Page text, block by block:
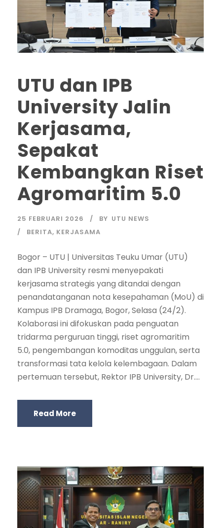
UTU dan IPB
University Jalin
Kerjasama,
Sepakat
Kembangkan Riset
Agromaritim 5.0
25 FEBRUARI 2026 BY UTU NEWS
BERITA, KERJASAMA
Bogor – UTU | Universitas Teuku Umar (UTU)
dan IPB University resmi menyepakati
kerjasama strategis yang ditandai dengan
penandatanganan nota kesepahaman (MoU) di
Kampus IPB Dramaga, Bogor, Selasa (24/2).
Kolaborasi ini difokuskan pada penguatan
tridarma perguruan tinggi, riset agromaritim
5.0, pengembangan komoditas unggulan, serta
transformasi tata kelola kelembagaan. Dalam
pertemuan tersebut, Rektor IPB University, Dr....
Read More